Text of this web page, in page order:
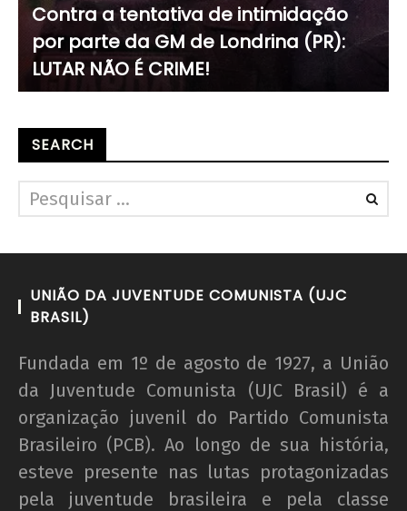
Contra a tentativa de intimidação
por parte da GM de Londrina (PR):
LUTAR NÃO É CRIME!
SEARCH
UNIÃO DA JUVENTUDE COMUNISTA (UJC
BRASIL)
Fundada em 1º de agosto de 1927, a União
da Juventude Comunista (UJC Brasil) é a
organização juvenil do Partido Comunista
Brasileiro (PCB). Ao longo de sua história,
esteve presente nas lutas protagonizadas
pela juventude brasileira e pela classe